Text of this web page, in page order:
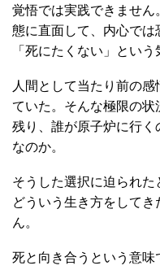
覚悟では実践できませ
態に直面して、内心で
「死にたくない」とい
人間として当たり前の
ていた。そんな極限の
残り、誰が原子炉に行く
なのか。
そうした選択に迫られ
どういう生き方をして
ん。
死と向き合うという意